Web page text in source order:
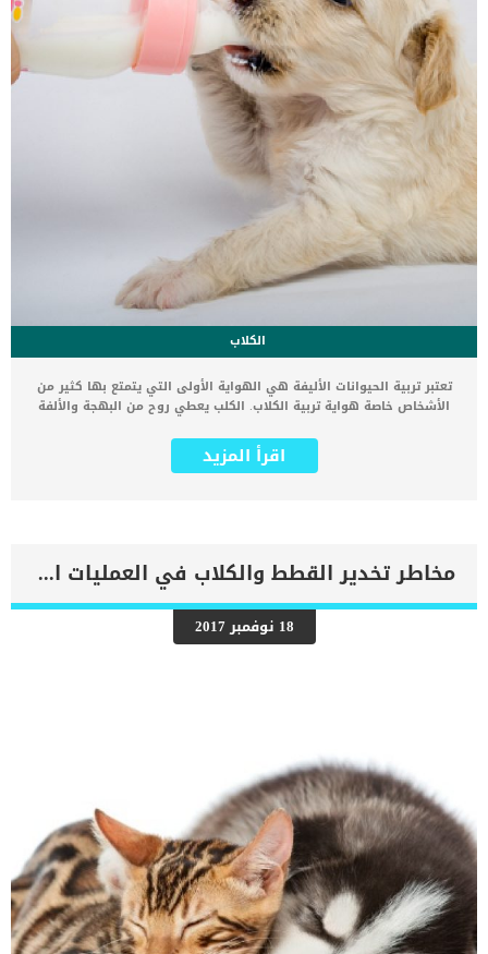
الكلاب
تعتبر تربية الحيوانات الأليفة هي الهواية الأولى التي يتمتع بها كثير من
الأشخاص خاصة هواية تربية الكلاب. الكلب يعطي روح من البهجة والألفة
فتربية الكلاب لها متعة خاصة، طريقة العناية بالجراء الصغيرة في المنزل
حديثة الولادة فلها نظام آخر يجب عليك معرفته جيدًا حتى تستطيع الاعتناء
الكلب الأم. يباع هذا النوع من اللبن في المحلات التي تتاجر في مستلزمات
الحيوانات الأليفة. يجب ان تعرف أن مدة رضاعه الجرو تتراوح ما بين الأربع
والخمس أسابيع الأولي من ولادتة. لكن يجب عليك توخي الحذر واختيار نوع
مناسب من اللبن البديل للبن الأم وتجنب إستخدام اللبن البقري أو لبن
الماعز، فهو يسبب للجرو أمراض معوية كثيرة. ينصح بعض الأطباء
اقرأ المزيد
مخاطر تخدير القطط والكلاب في العمليات الجراحية
18 نوفمبر 2017